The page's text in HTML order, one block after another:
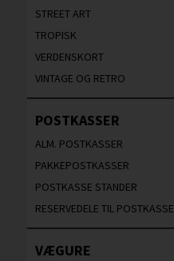
STREET ART
TROPISK
VERDENSKORT
VINTAGE OG RETRO
POSTKASSER
ALM. POSTKASSER
PAKKEPOSTKASSER
POSTKASSE STANDER
RESERVEDELE TIL POSTKASSE
VÆGURE